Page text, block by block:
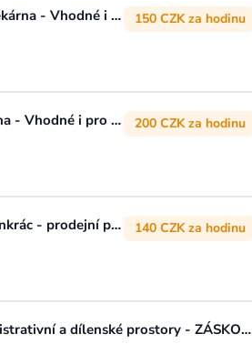
ÚKLIDOVÝ PRACOVNÍK/CE, Praha Holešovice - lékárna - Vhodné i pro OZP 150 CZK za hodinu
ÚKLIDOVÝ PRACOVNÍK/CE, Železná Ruda - lékárna - Vhodné i pro OZP 200 CZK za hodinu
ÚKLIDOVÝ PRACOVNÍK/CE, Praha, OC Arkády Pankrác - prodejní prostory - Vhodné i pro OZP 140 CZK za hodinu
ÚKLIDOVÝ PRACOVNÍK/CE, Kouřim-Vitice, administrativní a dílenské prostory - ZÁSKOK V DOBĚ DOVOLENÉ